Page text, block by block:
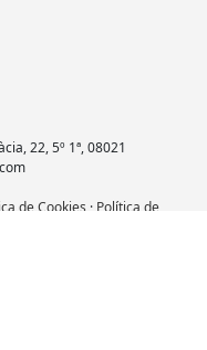
22, 5º 1ª, 08021
de Cookies· Política de